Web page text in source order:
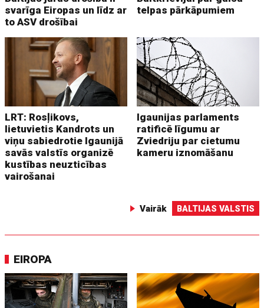
svarīga Eiropas un līdz ar
to ASV drošībai
telpas pārkāpumiem
LRT: Rosļikovs,
lietuvietis Kandrots un
viņu sabiedrotie Igaunijā
savās valstīs organizē
kustības neuzticības
vairošanai
Igaunijas parlaments
ratificē līgumu ar
Zviedriju par cietumu
kameru iznomāšanu
Vairāk BALTIJAS VALSTIS
EIROPA